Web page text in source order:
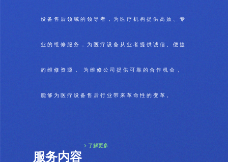
设备售后领域的领导者，为医疗机构提供高效、专
业的维修服务，为医疗设备从业者提供诚信、便捷
的维修资源， 为维修公司提供可靠的合作机会，
能够为医疗设备售后行业带来革命性的变革。
服务内容
了解更多